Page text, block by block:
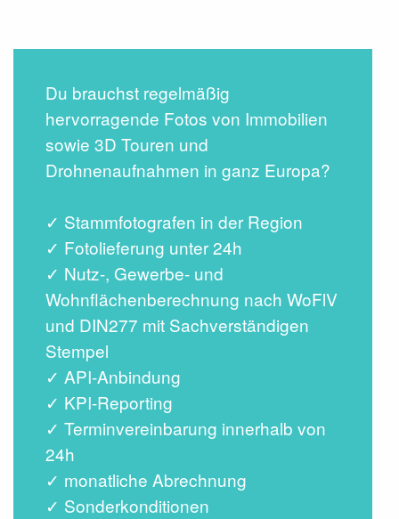
Du brauchst regelmäßig
hervorragende Fotos von Immobilien
sowie 3D Touren und
Drohnenaufnahmen in ganz Europa?
✓ Stammfotografen in der Region
✓ Fotolieferung unter 24h
✓ Nutz-, Gewerbe- und
Wohnflächenberechnung nach WoFlV
und DIN277 mit Sachverständigen
Stempel
✓ API-Anbindung
✓ KPI-Reporting
✓ Terminvereinbarung innerhalb von
24h
✓ monatliche Abrechnung
✓ Sonderkonditionen